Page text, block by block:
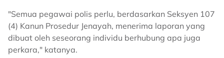
"Semua pegawai polis perlu, berdasarkan Seksyen 107
(4) Kanun Prosedur Jenayah, menerima laporan yang
dibuat oleh seseorang individu berhubung apa juga
perkara," katanya.